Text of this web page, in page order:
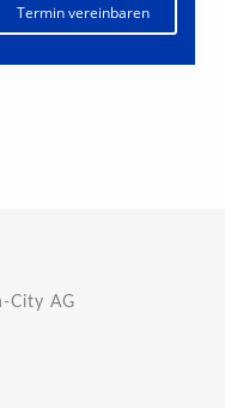
Termin vereinbaren
City AG